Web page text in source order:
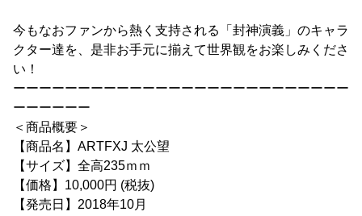
今もなおファンから熱く支持される「封神演義」のキャラ
クター達を、是非お手元に揃えて世界観をお楽しみくださ
い！
ーーーーーーーーーーーーーーーーーーーーーーーーーー
ーーーーーー
＜商品概要＞
【商品名】ARTFXJ 太公望
【サイズ】全高235ｍｍ
【価格】10,000円 (税抜)
【発売日】2018年10月